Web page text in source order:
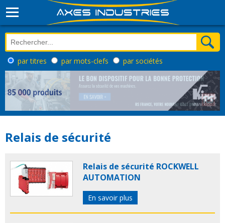
par titres par mots-clefs par sociétés
Relais de sécurité
Relais de sécurité ROCKWELL
AUTOMATION
En savoir plus